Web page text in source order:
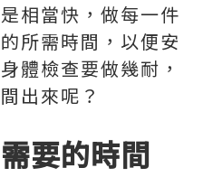
相當快，做每一件
所需時間，以便安
體檢查要做幾耐，
出來呢？
要的時間